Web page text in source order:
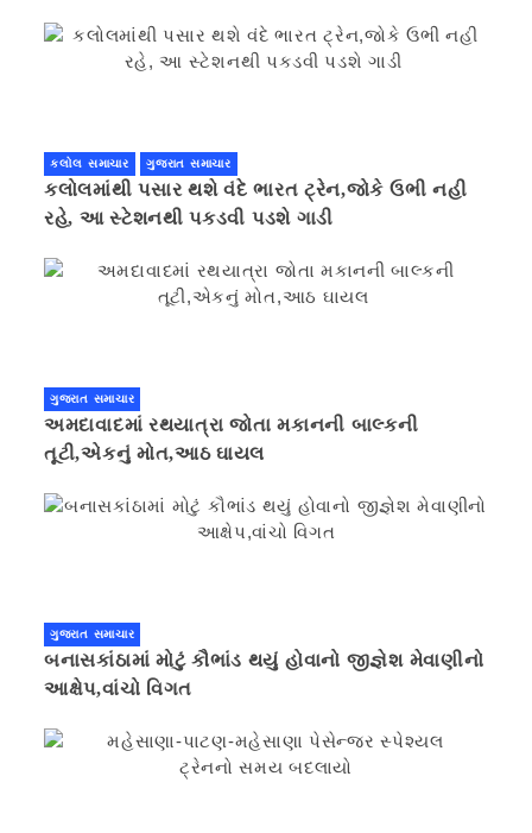
કલોલ સમાચાર ગુજરાત સમાચાર
કલોલમાંથી પસાર થશે વંદે ભારત ટ્રેન,જોકે ઉભી નહી
રહે, આ સ્ટેશનથી પકડવી પડશે ગાડી
ગુજરાત સમાચાર
અમદાવાદમાં રથયાત્રા જોતા મકાનની બાલ્કની
તૂટી,એકનું મોત,આઠ ઘાયલ
ગુજરાત સમાચાર
બનાસકાંઠામાં મોટું કૌભાંડ થયું હોવાનો જીજ્ઞેશ મેવાણીનો
આક્ષેપ,વાંચો વિગત